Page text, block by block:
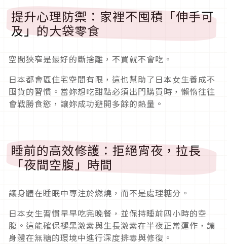
提升心理防禦：家裡不囤積「伸手可
及」的大袋零食
空間狹窄是最好的斷捨離，不買就不會吃。
日本都會區住宅空間有限，這也幫助了日本女生養成不
囤貨的習慣。當妳想吃甜點必須出門購買時，懶惰往往
會戰勝食慾，讓妳成功避開多餘的熱量。
睡前的高效修護：拒絕宵夜，拉長
「夜間空腹」時間
讓身體在睡眠中專注於燃燒，而不是處理糖分。
日本女生習慣早早吃完晚餐，並保持睡前四小時的空
腹。這能確保褪黑激素與生長激素在半夜正常運作，讓
身體在無糖的環境中進行深度排毒與修復。